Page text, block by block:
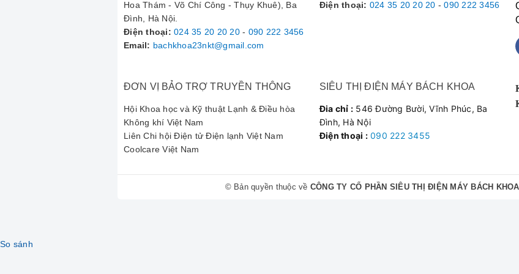
"Tôi rất hài lòng với quy trình **bảo dưỡng điều hòa Daikin** định kỳ tại đây. Kỹ thuật viên
tình trạng máy. Đúng là dịch vụ **uy tín** và chính hãng."
"Máy lọc không khí của tôi gặp lỗi bo mạch, được trung tâm thay thế linh kiện
. Giá cả hợp lý và có bảo hành rõ ràng. Tôi sẽ tiếp tục sử dụng dịch vụ tại đây."
Hoa Thám - Võ Chí Công - Thụy Khuê), Ba
Đình, Hà Nội.
Điện thoại: 024 35 20 20 20- 090 222 3456
Email: bachkhoa23nkt@gmail.com
Điện thoại: 024 35 20 20 20 -090 222 3456
ĐƠN VỊ BẢO TRỢ TRUYỀN THÔNG
Hội Khoa học và Kỹ thuật Lạnh & Điều hòa
Không khí Việt Nam
Liên Chi hội Điện tử Điện lạnh Việt Nam
Coolcare Việt Nam
SIÊU THỊ ĐIỆN MÁY BÁCH KHOA
Đia chỉ : 546 Đường Bười, Vĩnh Phúc, Ba
Đình, Hà Nội
Điện thoại : 090 222 3455
© Bản quyền thuộc về CÔNG TY CỔ PHẦN SIÊU THỊ ĐIỆN MÁY BÁCH KHOA
So sánh